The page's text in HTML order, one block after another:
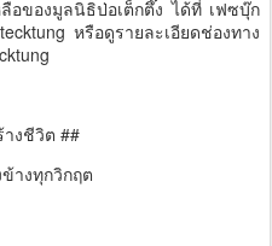
อของมูลนิธิป่อเต็กตึ๊ง ได้ที่ เฟซบุ๊ก
หรือดูรายละเอียดช่องทาง
งชีวิต ##
างทุกวิกฤต